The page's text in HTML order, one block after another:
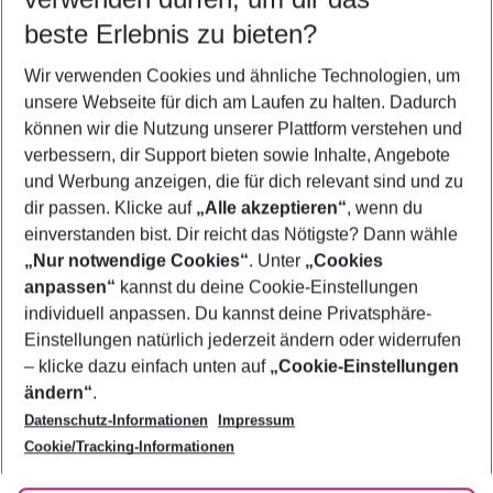
5-8 Nächte
2 Erwachsene Keine Kinder
Mehr Filter anzeigen
Footer
Footer navigation
Über uns
AGB
Bestpreisgarantie
Cookie-Einstellungen ändern
Cookie-Richtlinie
Agenturbetreuung
Barrierefreies Reisen
Folge uns
beste Erlebnis zu bieten?
Wir verwenden Cookies und ähnliche Technologien, um
unsere Webseite für dich am Laufen zu halten. Dadurch
können wir die Nutzung unserer Plattform verstehen und
verbessern, dir Support bieten sowie Inhalte, Angebote
und Werbung anzeigen, die für dich relevant sind und zu
dir passen. Klicke auf „Alle akzeptieren“, wenn du
einverstanden bist. Dir reicht das Nötigste? Dann wähle
„Nur notwendige Cookies“. Unter „Cookies
anpassen“ kannst du deine Cookie-Einstellungen
individuell anpassen. Du kannst deine Privatsphäre-
Einstellungen natürlich jederzeit ändern oder widerrufen
– klicke dazu einfach unten auf „Cookie-Einstellungen
ändern“.
Datenschutz-Informationen
Impressum
Cookie/Tracking-Informationen